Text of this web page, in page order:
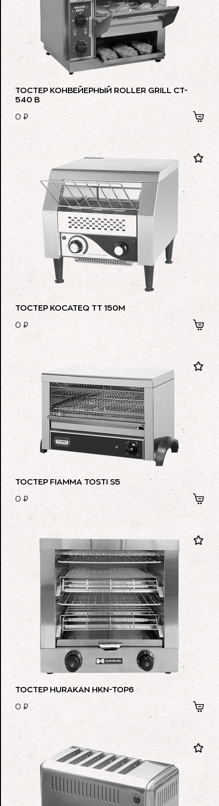
ТОСТЕР КОНВЕЙЕРНЫЙ ROLLER GRILL CT-
540 B
0 ₽
ТОСТЕР KOCATEQ TT 150M
0 ₽
ТОСТЕР FIAMMA TOSTI S5
0 ₽
ТОСТЕР HURAKAN HKN-TOP6
0 ₽